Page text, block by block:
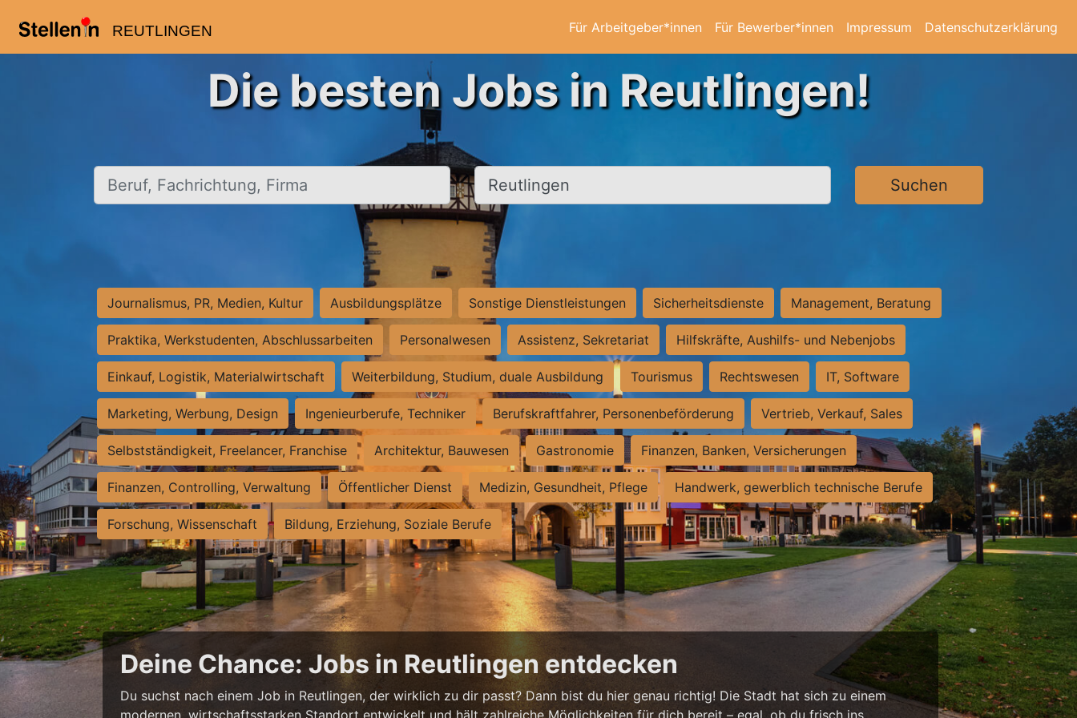
REUTLINGEN Für Arbeitgeber*innen Für Bewerber*innen Impressum Datenschutzerklärung
Die besten Jobs in Reutlingen!
Beruf, Fachrichtung, Firma Ort, Stadt Suchen
Journalismus, PR, Medien, Kultur Ausbildungsplätze Sonstige Dienstleistungen Sicherheitsdienste Management, Beratung
Praktika, Werkstudenten, Abschlussarbeiten Personalwesen Assistenz, Sekretariat Hilfskräfte, Aushilfs- und Nebenjobs
Einkauf, Logistik, Materialwirtschaft Weiterbildung, Studium, duale Ausbildung Tourismus Rechtswesen IT, Software
Marketing, Werbung, Design Ingenieurberufe, Techniker Berufskraftfahrer, Personenbeförderung Vertrieb, Verkauf, Sales
Selbstständigkeit, Freelancer, Franchise Architektur, Bauwesen Gastronomie Finanzen, Banken, Versicherungen
Finanzen, Controlling, Verwaltung Öffentlicher Dienst Medizin, Gesundheit, Pflege Handwerk, gewerblich technische Berufe
Forschung, Wissenschaft Bildung, Erziehung, Soziale Berufe
Deine Chance: Jobs in Reutlingen entdecken
Du suchst nach einem Job in Reutlingen, der wirklich zu dir passt? Dann bist du hier genau richtig! Die Stadt hat sich zu einem